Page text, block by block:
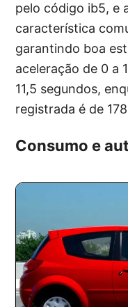
pelo código ib5, e
característica
garantindo boa
aceleração de 0 a
11,5 segundos,
registrada é de
Consumo e